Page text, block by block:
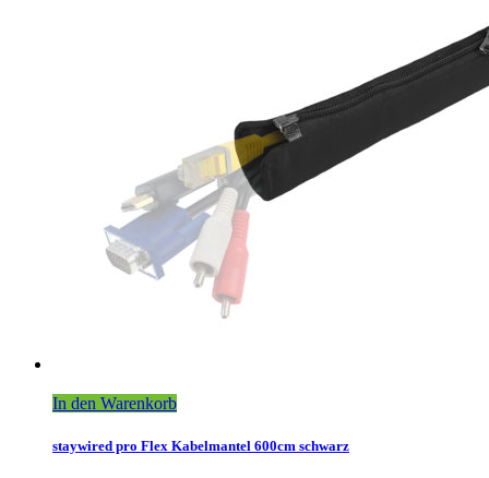
In den Warenkorb
staywired pro Flex Kabelmantel 600cm schwarz